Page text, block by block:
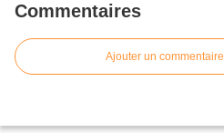
Commentaires
Ajouter un commentaire